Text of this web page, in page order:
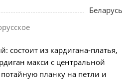
Беларусь
состоит из кардигана-платья,
макси с центральной
планку на петли и